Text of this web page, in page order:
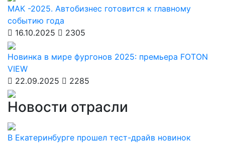
МАК -2025. Автобизнес готовится к главному
событию года
16.10.2025
2305
Новинка в мире фургонов 2025: премьера FOTON
VIEW
22.09.2025
2285
Новости отрасли
В Екатеринбурге прошел тест-драйв новинок